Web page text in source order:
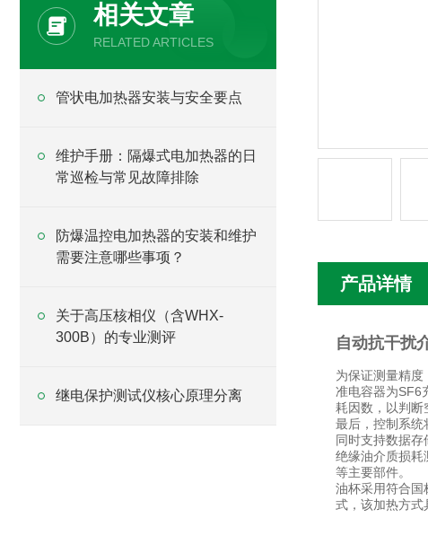
相关文章
RELATED ARTICLES
管状电加热器安装与安全要点
维护手册：隔爆式电加热器的日
常巡检与常见故障排除
防爆温控电加热器的安装和维护
需要注意哪些事项？
关于高压核相仪（含WHX-
300B）的专业测评
继电保护测试仪核心原理分离
产品详情
自动抗干扰
为保证测量精
准电容器为SF6
耗因数，以判断
最后，控制系统
同时支持数据存
绝缘油介质损耗
等主要部件。
油杯采用符合国
式，该加热方式